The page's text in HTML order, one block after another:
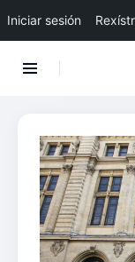
Iniciar sesión